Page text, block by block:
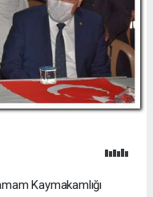
Kaymakamlığı